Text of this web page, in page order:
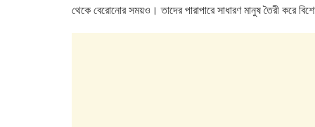
থেকে বেরোনোর সময়ও। তাদের পারাপারে সাধারণ মানুষ তৈরী করে